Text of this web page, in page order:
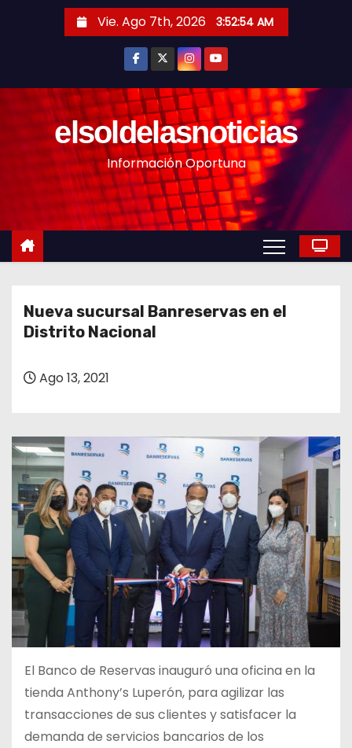
n
Vie. Ago 7th, 2026 3:52:56 AM
elsoldelasnoticias
Información Oportuna
Nueva sucursal Banreservas en el
Distrito Nacional
Ago 13, 2021
El Banco de Reservas inauguró una oficina en la
tienda Anthony’s Luperón, para agilizar las
transacciones de sus clientes y satisfacer la
demanda de servicios bancarios de los